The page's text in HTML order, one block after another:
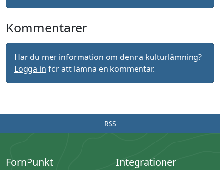
Kommentarer
Har du mer information om denna kulturlämning?
Logga in för att lämna en kommentar.
RSS
FornPunkt Integrationer